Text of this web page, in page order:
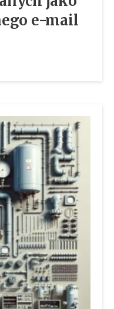
e-mail